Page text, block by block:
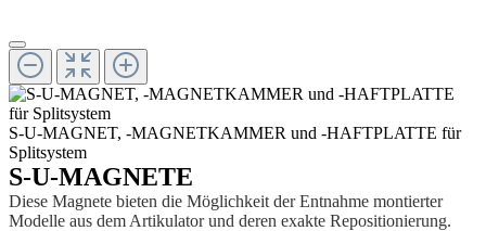
S-U-MAGNET, -MAGNETKAMMER und -HAFTPLATTE für
Splitsystem
S-U-MAGNETE
Diese Magnete bieten die Möglichkeit der Entnahme montierter
Modelle aus dem Artikulator und deren exakte Repositionierung.